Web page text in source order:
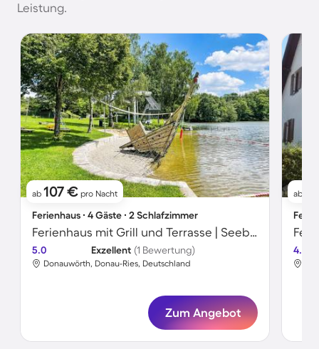
Leistung.
ab 107 € pro Nacht
Ferienhaus ∙ 4 Gäste ∙ 2 Schlafzimmer
Ferienhaus mit Grill und Terrasse | Seeblick
5.0 Exzellent (1 Bewertung)
Donauwörth, Donau-Ries, Deutschland
Zum Angebot
ab
4.4